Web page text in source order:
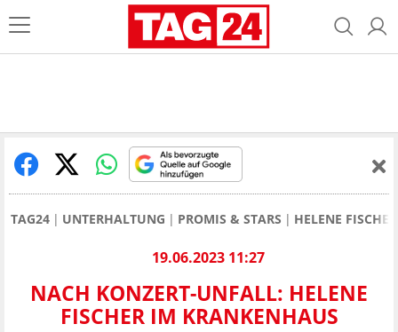
TAG24 UNTERHALTUNG PROMIS & STARS HELENE FISCHER
19.06.2023 11:27
NACH KONZERT-UNFALL: HELENE
FISCHER IM KRANKENHAUS